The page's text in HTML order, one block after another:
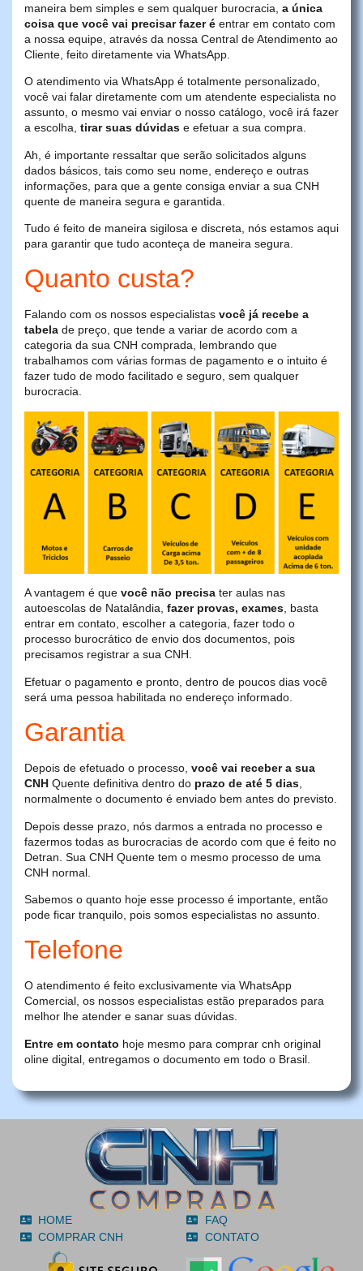
maneira bem simples e sem qualquer burocracia, a única
coisa que você vai precisar fazer é entrar em contato com
a nossa equipe, através da nossa Central de Atendimento ao
Cliente, feito diretamente via WhatsApp.
O atendimento via WhatsApp é totalmente personalizado,
você vai falar diretamente com um atendente especialista no
assunto, o mesmo vai enviar o nosso catálogo, você irá fazer
a escolha, tirar suas dúvidas e efetuar a sua compra.
Ah, é importante ressaltar que serão solicitados alguns
dados básicos, tais como seu nome, endereço e outras
informações, para que a gente consiga enviar a sua CNH
quente de maneira segura e garantida.
Tudo é feito de maneira sigilosa e discreta, nós estamos aqui
para garantir que tudo aconteça de maneira segura.
Quanto custa?
Falando com os nossos especialistas você já recebe a
tabela de preço, que tende a variar de acordo com a
categoria da sua CNH comprada, lembrando que
trabalhamos com várias formas de pagamento e o intuito é
fazer tudo de modo facilitado e seguro, sem qualquer
burocracia.
A vantagem é que você não precisa ter aulas nas
autoescolas de Natalândia, fazer provas, exames, basta
entrar em contato, escolher a categoria, fazer todo o
processo burocrático de envio dos documentos, pois
precisamos registrar a sua CNH.
Efetuar o pagamento e pronto, dentro de poucos dias você
será uma pessoa habilitada no endereço informado.
Garantia
Depois de efetuado o processo, você vai receber a sua
CNH Quente definitiva dentro do prazo de até 5 dias,
normalmente o documento é enviado bem antes do previsto.
Depois desse prazo, nós darmos a entrada no processo e
fazermos todas as burocracias de acordo com que é feito no
Detran. Sua CNH Quente tem o mesmo processo de uma
CNH normal.
Sabemos o quanto hoje esse processo é importante, então
pode ficar tranquilo, pois somos especialistas no assunto.
Telefone
O atendimento é feito exclusivamente via WhatsApp
Comercial, os nossos especialistas estão preparados para
melhor lhe atender e sanar suas dúvidas.
Entre em contato hoje mesmo para comprar cnh original
oline digital, entregamos o documento em todo o Brasil.
HOME
COMPRAR CNH
FAQ
CONTATO